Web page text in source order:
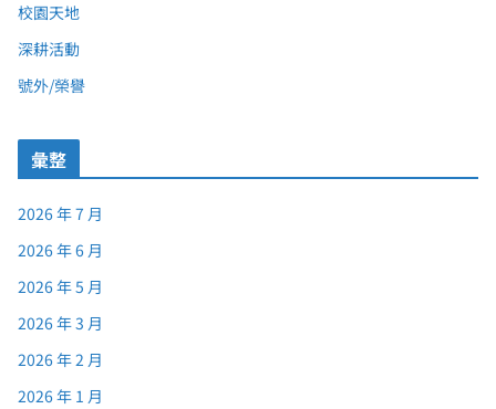
校園天地
深耕活動
號外/榮譽
彙整
2026 年 7 月
2026 年 6 月
2026 年 5 月
2026 年 3 月
2026 年 2 月
2026 年 1 月